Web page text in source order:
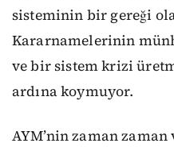
sisteminin bir gereği
Kararnamelerinin
ve bir sistem krizi
ardına koymuyor.
AYM’nin zaman